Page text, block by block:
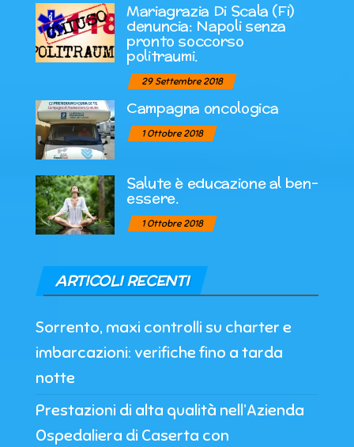
Mariagrazia Di Scala (Fi)
denuncia: Napoli senza
pronto soccorso
politraumi.
29 Settembre 2018
Campagna oncologica
1 Ottobre 2018
Salute è educazione al ben-
essere.
1 Ottobre 2018
ARTICOLI RECENTI
Sorrento, maxi controlli su charter e
imbarcazioni: verifiche fino a tarda
notte
Prestazioni di alta qualità nell’Azienda
Ospedaliera di Caserta con